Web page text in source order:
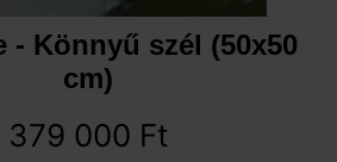
- Könnyű szél (50x50
cm)
379 000 Ft